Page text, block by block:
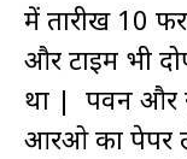
में तारीख 10
और टाइम भी
था | पवन और
आरओ का पेपर